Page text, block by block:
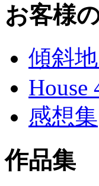
お客様
傾斜
House
感想集
作品集